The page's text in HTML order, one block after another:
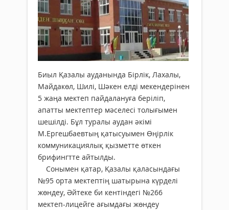
Биыл Қазалы ауданында Бірлік, Лахалы,
Майдакөл, Шилі, Шәкен елді мекендерінен
5 жаңа мектеп пайдалануға беріліп,
апатты мектептер мәселесі толығымен
шешілді. Бұл туралы аудан әкімі
М.Ергешбаевтың қатысуымен Өңірлік
коммуникациялық қызметте өткен
брифингтте айтылды.
Сонымен қатар, Қазалы қаласындағы
№95 орта мектептің шатырына күрделі
жөндеу, Әйтеке би кентіндегі №266
мектеп-лицейге ағымдағы жөндеу